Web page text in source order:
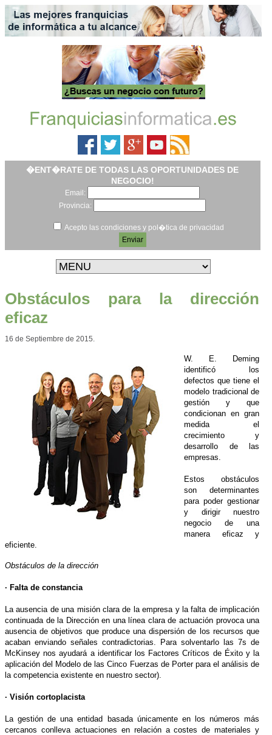
�ENT�RATE DE TODAS LAS OPORTUNIDADES DE
NEGOCIO!
Email:
Provincia:
Acepto las condiciones y pol�tica de privacidad
Obstáculos para la dirección
eficaz
16 de Septiembre de 2015.
W. E. Deming
identificó los
defectos que tiene el
modelo tradicional de
gestión y que
condicionan en gran
medida el
crecimiento y
desarrollo de las
empresas.
Estos obstáculos
son determinantes
para poder gestionar
y dirigir nuestro
negocio de una
manera eficaz y
eficiente.
Obstáculos de la dirección
· Falta de constancia
La ausencia de una misión clara de la empresa y la falta de implicación
continuada de la Dirección en una línea clara de actuación provoca una
ausencia de objetivos que produce una dispersión de los recursos que
acaban enviando señales contradictorias. Para solventarlo las 7s de
McKinsey nos ayudará a identificar los Factores Críticos de Éxito y la
aplicación del Modelo de las Cinco Fuerzas de Porter para el análisis de
la competencia existente en nuestro sector).
· Visión cortoplacista
La gestión de una entidad basada únicamente en los números más
cercanos conlleva actuaciones en relación a costes de materiales y